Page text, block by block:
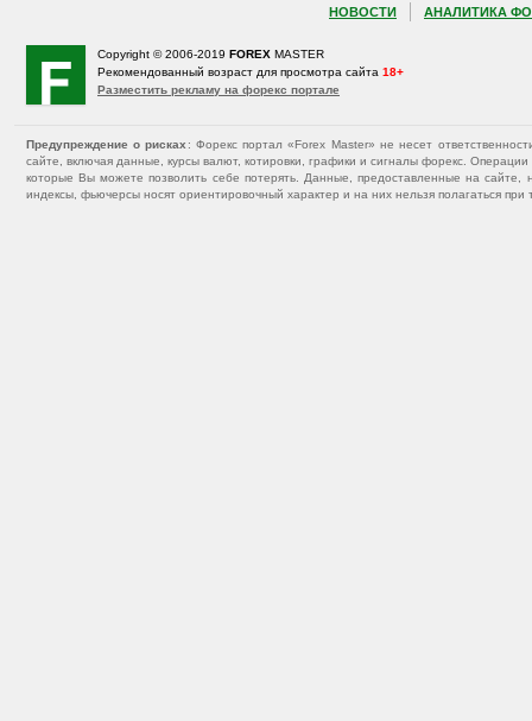
НОВОСТИ АНАЛИТИКА
Copyright © 2006-2019 FOREX MASTER
Рекомендованный возраст для просмотра сайта 18+
Разместить рекламу на форекс портале
Предупреждение о рисках : Форекс портал «Forex Master» не несет
сайте, включая данные, курсы валют, котировки, графики и сигналы форекс.
которые Вы можете позволить себе потерять. Данные, предоставленные на
индексы, фьючерсы носят ориентировочный характер и на них нельзя полагаться при